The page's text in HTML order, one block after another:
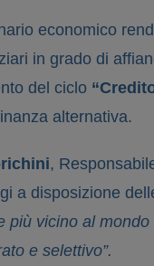
economico
in grado di
del ciclo
alternativa.
,
a disposizione
più vicino al
e selettivo”.